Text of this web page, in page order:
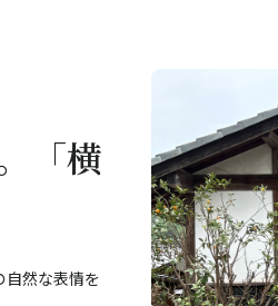
「横
自然な表情を